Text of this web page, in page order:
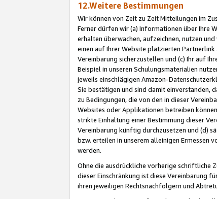
12.Weitere Bestimmungen
Wir können von Zeit zu Zeit Mitteilungen im
Ferner dürfen wir (a) Informationen über Ihre
erhalten überwachen, aufzeichnen, nutzen
einen auf Ihrer Website platzierten
Vereinbarung sicherzustellen und (c) Ihr auf
Beispiel in unseren Schulungsmaterialien
jeweils einschlägigen Amazon-
Sie bestätigen und sind damit einverstanden,
zu Bedingungen, die von den in dieser
Websites oder Applikationen betreiben
strikte Einhaltung einer Bestimmung dieser
Vereinbarung künftig durchzusetzen und (d)
bzw. erteilen in unserem alleinigen Ermessen
werden.
Ohne die ausdrückliche vorherige schriftliche
dieser Einschränkung ist diese Vereinbarung
ihren jeweiligen Rechtsnachfolgern und